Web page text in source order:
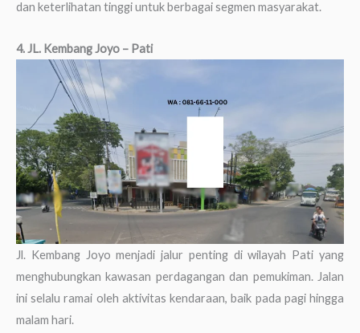
dan keterlihatan tinggi untuk berbagai segmen masyarakat.
4. JL. Kembang Joyo – Pati
Jl. Kembang Joyo menjadi jalur penting di wilayah Pati yang
menghubungkan kawasan perdagangan dan pemukiman. Jalan
ini selalu ramai oleh aktivitas kendaraan, baik pada pagi hingga
malam hari.